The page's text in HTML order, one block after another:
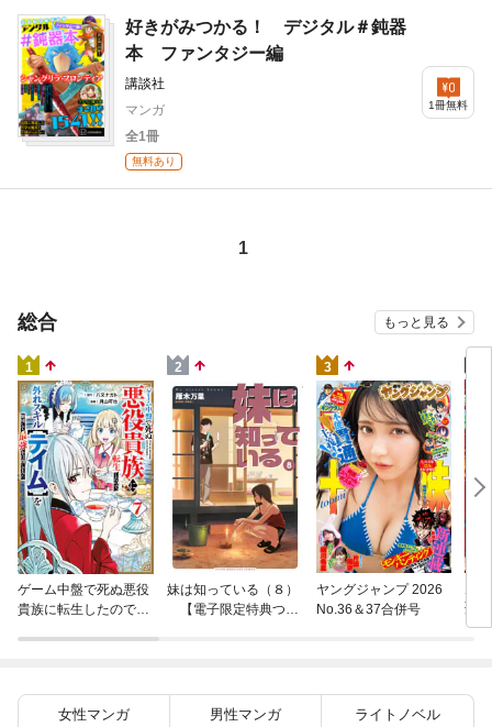
好きがみつかる！ デジタル＃鈍器
本 ファンタジー編
講談社
マンガ
全1冊
無料あり
1冊無料
1
総合 もっと見る
1
ゲーム中盤で死ぬ悪役
貴族に転生したので、
2
妹は知っている（８）
【電子限定特典つ
3
ヤングジャンプ 2026
No.36＆37合併号
聖
り
女性マンガ 男性マンガ ライトノベル